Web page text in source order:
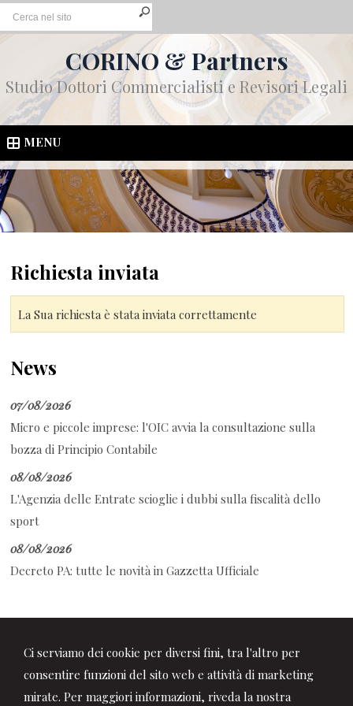
Ci serviamo dei cookie per diversi fini, tra l'altro per
consentire funzioni del sito web e attività di marketing
mirate. Per maggiori informazioni, riveda la nostra
CORINO & Partners
Studio Dottori Commercialisti e Revisori Legali
MENU
Richiesta inviata
La Sua richiesta è stata inviata correttamente
News
07/08/2026
Micro e piccole imprese: l'OIC avvia la consultazione sulla
bozza di Principio Contabile
08/08/2026
L'Agenzia delle Entrate scioglie i dubbi sulla fiscalità dello
sport
08/08/2026
Decreto PA: tutte le novità in Gazzetta Ufficiale